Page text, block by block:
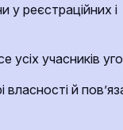
у реєстраційних і
усіх учасників
власності й